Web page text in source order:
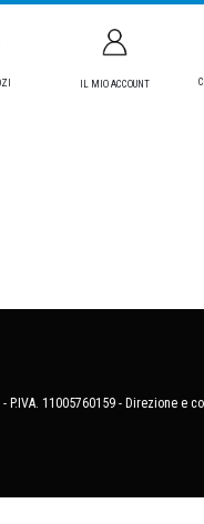
IL MIO ACCOUNT
11005760159 - Direzione e